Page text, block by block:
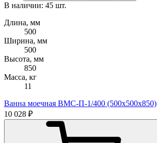
В наличии: 45 шт.
Длина, мм
500
Ширина, мм
500
Высота, мм
850
Масса, кг
11
Ванна моечная ВМС-П-1/400 (500х500х850)
10 028 ₽